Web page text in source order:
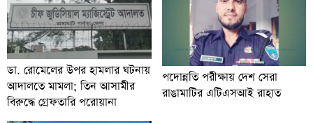
ডা. রোমেলের উপর হামলার ঘটনায়
আদালতে মামলা; তিন আসামীর
বিরুদ্ধে গ্রেফতারি পরোয়ানা
পদোন্নতি পরীক্ষায় দেশ সেরা
রাঙামাটির এটিএসআই রাহাত